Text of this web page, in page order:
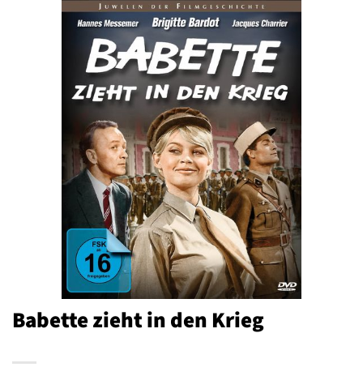
Babette zieht in den Krieg